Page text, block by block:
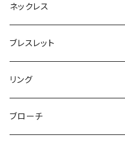
ウォレット / 財布
トートバッグ
パスケース
ミラー
テールクラッチ
シュシュット
キープスタイラー
ヘアピン
ステンレスピアス
ピアス
イヤリング
セットピアス
ネックレス
ブレスレット
リング
ブローチ